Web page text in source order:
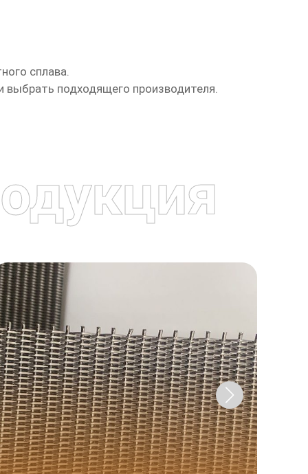
сплава.
выбрать подходящего производителя.